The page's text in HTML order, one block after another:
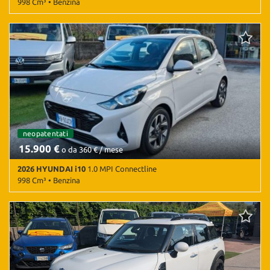
998 Cm³ • Benzina
3.000 Km • Cambio Manuale (5) • Grigio metallizzato • 5 Porte •
ABS • Airbag • Airbag laterali • Airbag Passeggero • Airbag testa •
Android Auto • Antifurto • Apple CarPlay • Autoradio • Autoradio
digitale • Bluetooth • Cerchi in lega • Chiusura centralizzata •
Climatizzatore • Controllo elettronico della corsia • Controllo
trazione • Cruise Control • ESP • Fendinebbia • Frenata
d'emergenza assistita • Riconoscimento dei segnali stradali •
Sensore di luce • Sensori di parcheggio posteriori • Servosterzo •
Navigatore satellitare • Specchietti laterali elettrici • Telecamera
per parcheggio assistito • Volante in pelle • Volante multifunzione
neopatentati
15.900 € o da 360 € / mese
2026 HYUNDAI i10 1.0 MPI Connectline
998 Cm³ • Benzina
3.000 Km • Cambio Manuale (5) • Grigio metallizzato • 5 Porte •
ABS • Airbag • Airbag laterali • Airbag Passeggero • Airbag testa •
Android Auto • Antifurto • Apple CarPlay • Autoradio • Autoradio
digitale • Bluetooth • Cerchi in lega • Chiusura centralizzata •
Climatizzatore • Controllo elettronico della corsia • Controllo
trazione • Cruise Control • ESP • Fendinebbia • Frenata